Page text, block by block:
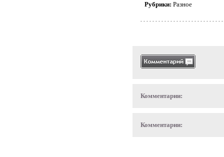
Рубрики: Разное
Комментарии:
Комментарии: